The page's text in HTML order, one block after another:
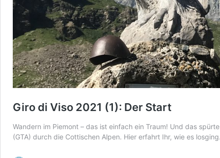
Giro di Viso 2021 (1): Der Start
Wandern im Piemont – das ist einfach ein Traum! Und das
(GTA) durch die Cottischen Alpen. Hier erfahrt Ihr, wie es